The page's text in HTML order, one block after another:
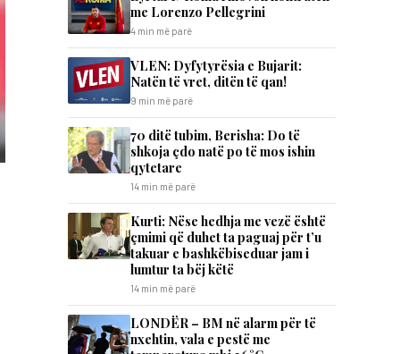
me Lorenzo Pellegrini
4 min më parë
VLEN: Dyfytyrësia e Bujarit:
Natën të vret, ditën të qan!
9 min më parë
70 ditë tubim, Berisha: Do të
shkoja çdo natë po të mos ishin
qytetare
14 min më parë
Kurti: Nëse hedhja me vezë është
çmimi që duhet ta paguaj për t’u
takuar e bashkëbiseduar jam i
lumtur ta bëj këtë
14 min më parë
LONDËR – BM në alarm për të
nxehtin, vala e pestë me